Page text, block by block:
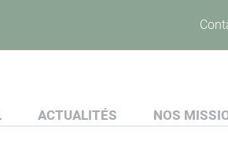
ACTUALITÉS NOS